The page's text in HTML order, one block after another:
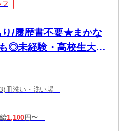
フ
り/履歴書不要★まかな
◎未経験・高校生大歓
皿洗い・洗い場
1,100円〜